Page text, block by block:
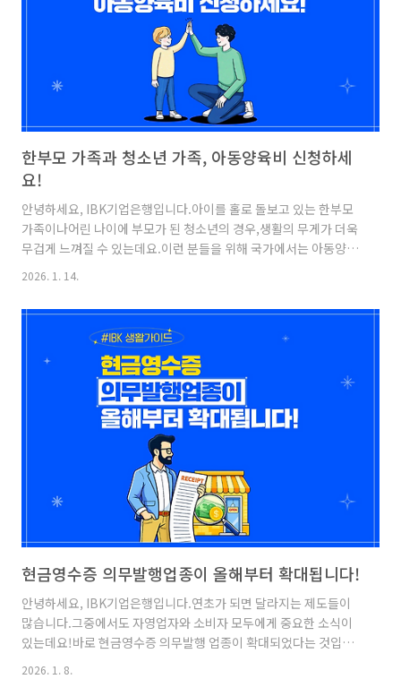
한부모 가족과 청소년 가족, 아동양육비 신청하세
요!
안녕하세요, IBK기업은행입니다.아이를 홀로 돌보고 있는 한부모
가족이나어린 나이에 부모가 된 청소년의 경우,생활의 무게가 더욱
무겁게 느껴질 수 있는데요.이런 분들을 위해 국가에서는 아동양육
에 필요한비용을 지원하는 다양한 제도를 운영하고 있습니다.오늘
안내해 드리겠습니다.아동양육비 지원 사업아동양육비 지원 사업
이란?국가가 아동의 생활·교육·복지를 보장하기 위해양육에 필요
한 비용을 지원하는 제도입니다.청소년 부모 아동양육비 지원 사업
청소년 부모 아동양육비 지원 사업이란청소년 부모 가정의 자녀에
게 아동양육비를 지원함으로써양육 부담을 줄이고, 청소년 부모가
스스로 성장할 수 있도록 돕는 제도입니다.2026년부터 지원 대상
이 더욱 확대되어,더 많..
2026. 1. 14.
현금영수증 의무발행업종이 올해부터 확대됩니다!
안녕하세요, IBK기업은행입니다.연초가 되면 달라지는 제도들이
많습니다.그중에서도 자영업자와 소비자 모두에게 중요한 소식이
있는데요!바로 현금영수증 의무발행 업종이 확대되었다는 것입니
다.현금 거래가 잦은 업종에 종사하고 있다면확대된 내용을 꼭 숙지
2026. 1. 8.